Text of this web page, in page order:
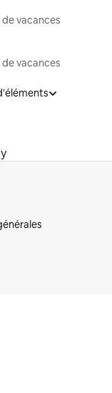
vacances
vacances